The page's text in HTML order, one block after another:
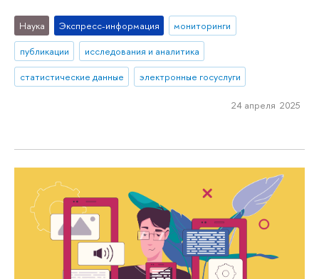
Наука Экспресс-информация
мониторинги
публикации
исследования и аналитика
статистические данные
электронные госуслуги
24 апреля 2025